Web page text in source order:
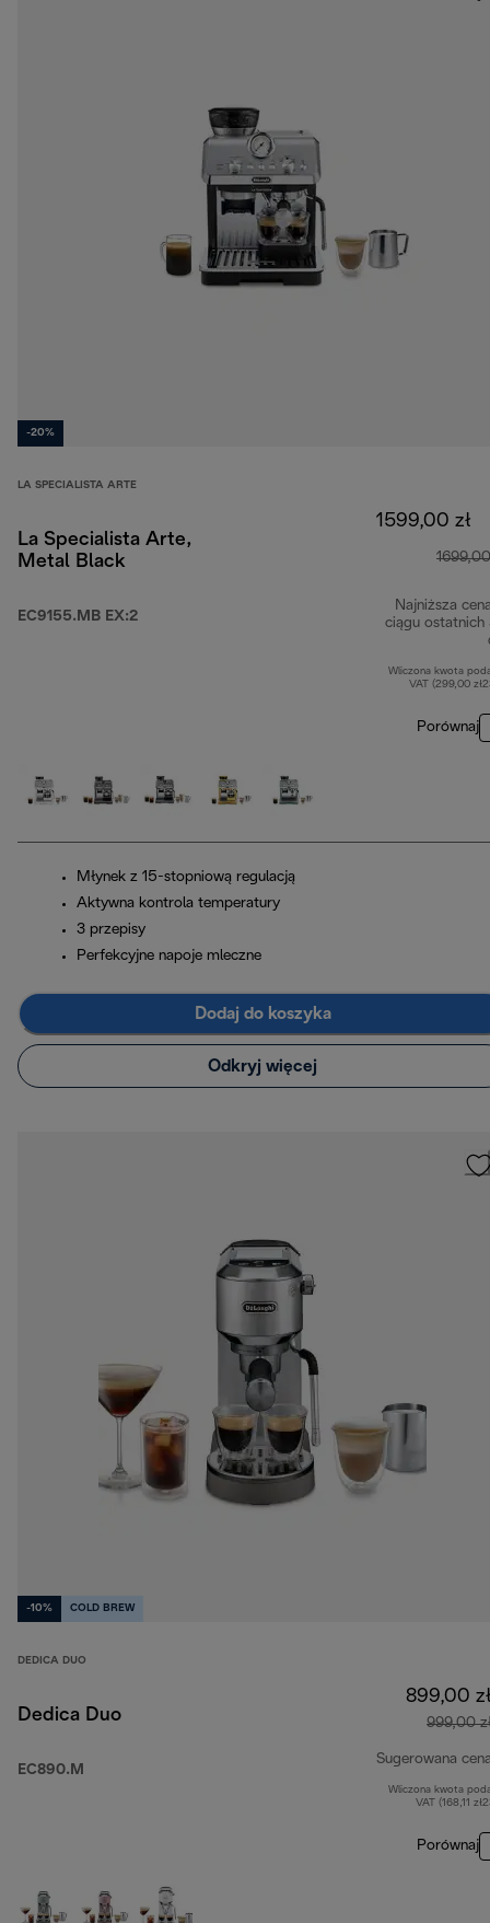
-20%
LA SPECIALISTA ARTE
La Specialista Arte,
Metal Black
EC9155.MB EX:2
1599,00 zł
Najniższa
ciągu ostatnich
Wliczona kwota
VAT (299,00
Porównaj
Młynek z 15-stopniową regulacją
Aktywna kontrola temperatury
3 przepisy
Perfekcyjne napoje mleczne
Dodaj do koszyka
Odkryj więcej
-10% COLD BREW
DEDICA DUO
Dedica Duo
EC890.M
899,00
999,00
Sugerowana
Wliczona kwota
VAT (168,11
Porównaj